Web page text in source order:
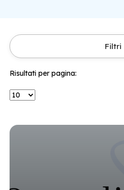
Filtri
Risultati per pagina: